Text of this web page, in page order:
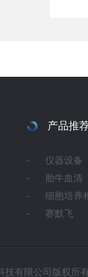
产品推
仪器设备
胎牛血清
细胞培养
赛默飞
技有限公司版权所